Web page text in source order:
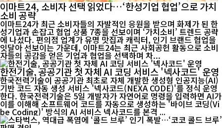
이마트24, 소비자 선택 읽었다…‘한성기업 협업’으로 가치
소비 공략
이마트24가 최근 소비자들의 자발적인 응원을 받으며 화제가 된 한
성기업과 손잡고 협업 상품 7종을 선보이며 ‘가치소비’ 트렌드 공략
에 나섰다. 편의점 업계가 유명 맛집과 캐릭터, 인기 브랜드 협업을
잇달아 선보이는 가운데, 이마트24는 최근 사회공헌 활동으로 소비
자들의 공감을 얻은 기업과 협업을 선택하며 차...
한전기술, 공공기관 첫 자체 AI 코딩 서비스 '넥사코드' 운영
한국전력기술이 공공기관 최초로 자체 개발한 생성형 인공지능(AI)
기반 코드 자동 생성 서비스 '넥사코드(NEXA CODE)'를 정식 운영
한다. 한국전력기술은 5일 개발자가 자연어로 명령을 입력하면 AI가
이를 이해해 소프트웨어 코드를 자동으로 생성하는 '바이브 코딩(Vi
be Coding)' 방식의 AI 서비스 넥사코드를 본격 ...